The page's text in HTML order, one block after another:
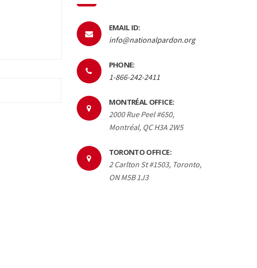
EMAIL ID:
info@nationalpardon.org
PHONE:
1-866-242-2411
MONTRÉAL OFFICE:
2000 Rue Peel #650,
Montréal, QC H3A 2W5
TORONTO OFFICE:
2 Carlton St #1503, Toronto,
ON M5B 1J3